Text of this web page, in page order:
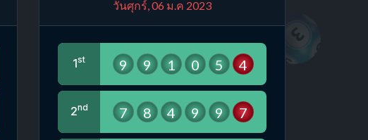
วันศุกร์, 06 ม.ค 2023
1st 9 9 1 0 5 4
2nd 7 8 4 9 9 7